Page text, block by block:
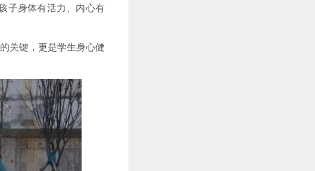
子身体有活力、内心有
关键，更是学生身心健